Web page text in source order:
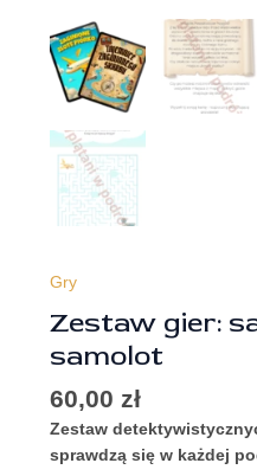
Gry
Zestaw gier:
samolot
60,00 zł
Zestaw
sprawdzą się w każdej